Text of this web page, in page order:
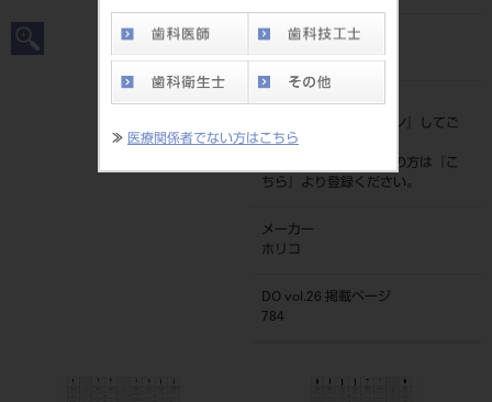
≫ 医療関係者でない方はこちら
JAN/EANコード
標準価格
ログイン
』してご
覧ください。
ネット会員登録がまだの方は『
こ
ちら
』より登録ください。
メーカー
ホリコ
DO vol.26 掲載ページ
784